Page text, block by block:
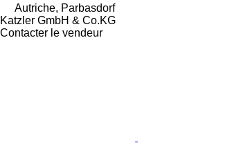
Autriche, Parbasdorf
Katzler GmbH & Co.KG
Contacter le vendeur